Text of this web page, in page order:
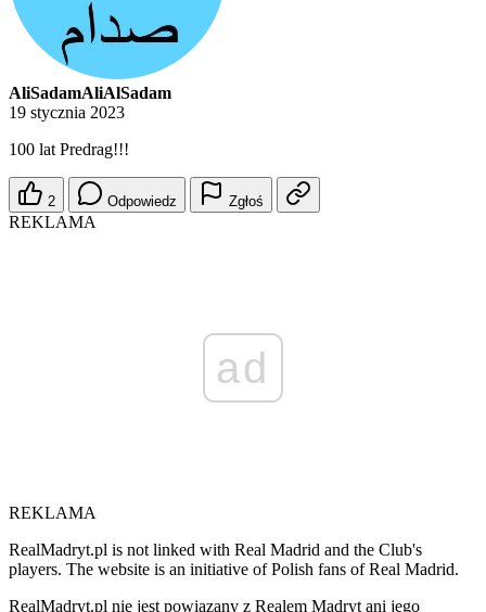
AliSadamAliAlSadam
19 stycznia 2023
100 lat Predrag!!!
2 Odpowiedz Zgłoś
REKLAMA
ad
REKLAMA
RealMadryt.pl is not linked with Real Madrid and the Club's
players. The website is an initiative of Polish fans of Real Madrid.
RealMadryt.pl nie jest powiązany z Realem Madryt ani jego